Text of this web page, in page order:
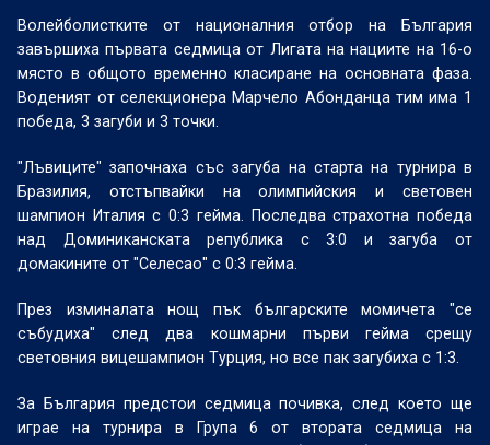
Волейболистките от националния отбор на България
завършиха първата седмица от Лигата на нациите на 16-о
място в общото временно класиране на основната фаза.
Воденият от селекционера Марчело Абонданца тим има 1
победа, 3 загуби и 3 точки.
"Лъвиците" започнаха със загуба на старта на турнира в
Бразилия, отстъпвайки на олимпийския и световен
шампион Италия с 0:3 гейма. Последва страхотна победа
над Доминиканската република с 3:0 и загуба от
домакините от "Селесао" с 0:3 гейма.
През изминалата нощ пък българските момичета "се
събудиха" след два кошмарни първи гейма срещу
световния вицешампион Турция, но все пак загубиха с 1:3.
За България предстои седмица почивка, след което ще
играе на турнира в Група 6 от втората седмица на